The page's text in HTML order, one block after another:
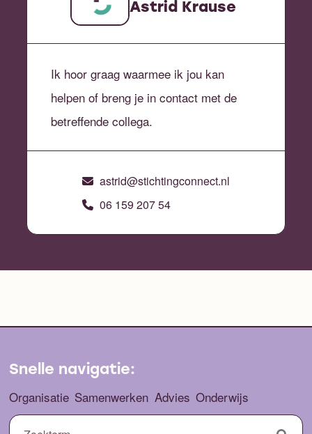
Astrid Krause
Ik hoor graag waarmee ik jou kan
helpen of breng je in contact met de
betreffende collega.
astrid@stichtingconnect.nl
06 159 207 54
Snelle navigatie:
Organisatie Samenwerken Advies Onderwijs